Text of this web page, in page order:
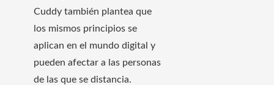
Cuddy también plantea que
los mismos principios se
aplican en el mundo digital y
pueden afectar a las personas
de las que se distancia.